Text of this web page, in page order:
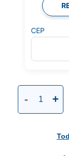
- +
CEP